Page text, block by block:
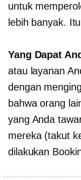
untuk
lebih banyak.
Yang Dapat
atau layanan
dengan
bahwa orang
yang Anda
mereka (takut
dilakukan